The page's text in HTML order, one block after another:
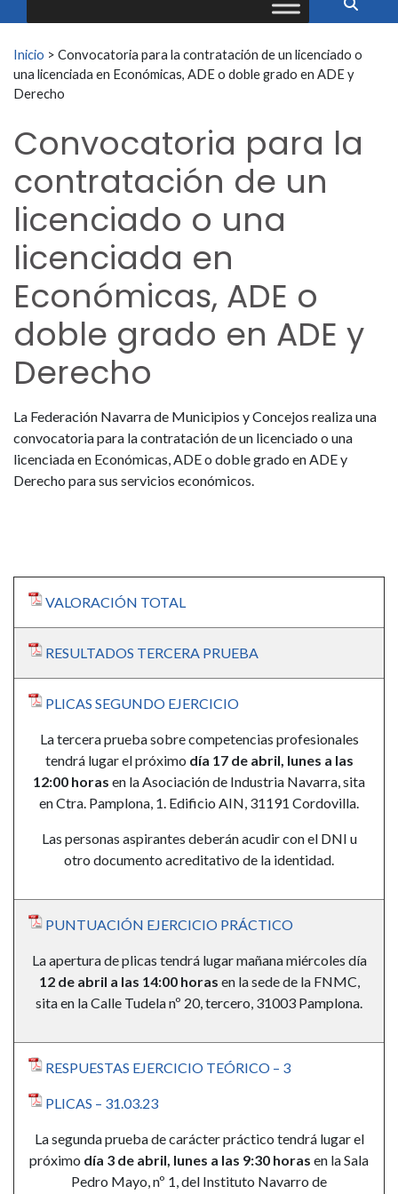
Buscar:
Inicio > Convocatoria para la contratación de un licenciado o
una licenciada en Económicas, ADE o doble grado en ADE y
Derecho
Convocatoria para la
contratación de un
licenciado o una
licenciada en
Económicas, ADE o
doble grado en ADE y
Derecho
La Federación Navarra de Municipios y Concejos realiza una
convocatoria para la contratación de un licenciado o una
licenciada en Económicas, ADE o doble grado en ADE y
Derecho para sus servicios económicos.
VALORACIÓN TOTAL
RESULTADOS TERCERA PRUEBA
PLICAS SEGUNDO EJERCICIO
La tercera prueba sobre competencias profesionales
tendrá lugar el próximo día 17 de abril, lunes a las
12:00 horas en la Asociación de Industria Navarra, sita
en Ctra. Pamplona, 1. Edificio AIN, 31191 Cordovilla.
Las personas aspirantes deberán acudir con el DNI u
otro documento acreditativo de la identidad.
PUNTUACIÓN EJERCICIO PRÁCTICO
La apertura de plicas tendrá lugar mañana miércoles día
12 de abril a las 14:00 horas en la sede de la FNMC,
sita en la Calle Tudela nº 20, tercero, 31003 Pamplona.
RESPUESTAS EJERCICIO TEÓRICO – 3
PLICAS – 31.03.23
La segunda prueba de carácter práctico tendrá lugar el
próximo día 3 de abril, lunes a las 9:30 horas en la Sala
Pedro Mayo, nº 1, del Instituto Navarro de